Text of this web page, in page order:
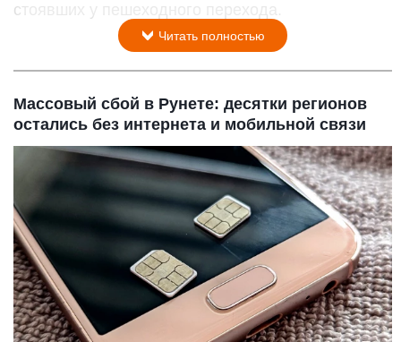
стоявших у пешеходного перехода.
Читать полностью
Массовый сбой в Рунете: десятки регионов
остались без интернета и мобильной связи